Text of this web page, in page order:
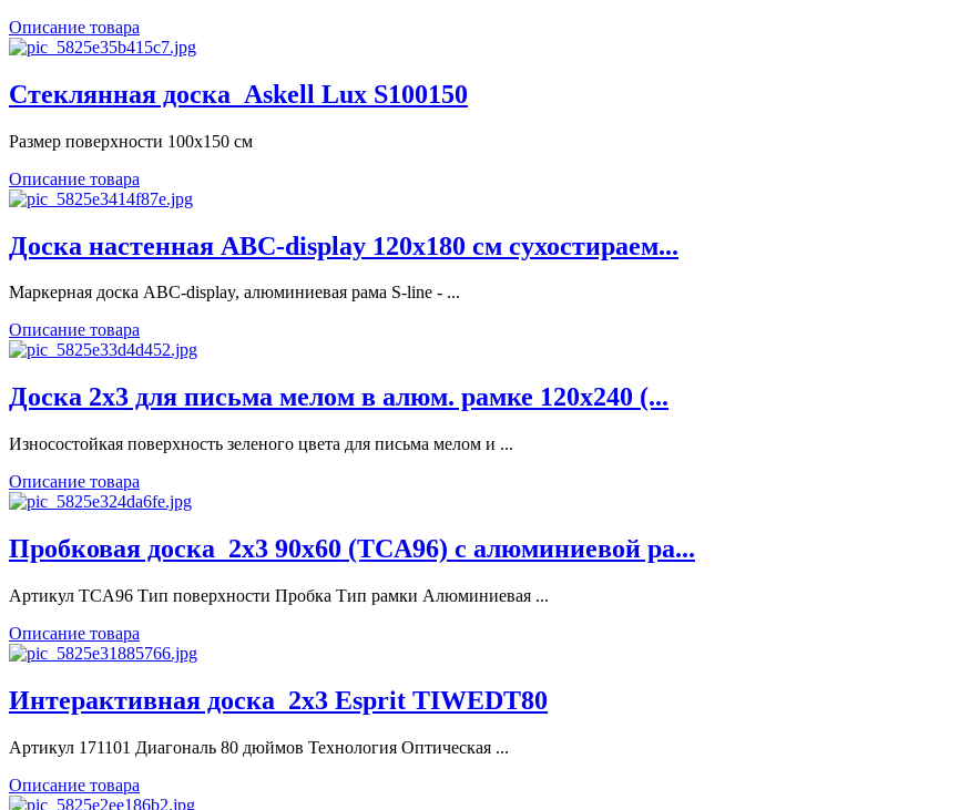
Описание товара
Стеклянная доска_Askell Lux S100150
Размер поверхности 100х150 см
Описание товара
Доска настенная ABC-display 120х180 см сухостираем...
Маркерная доска ABC-display, алюминиевая рама S-line - ...
Описание товара
Доска 2х3 для письма мелом в алюм. рамке 120x240 (...
Износостойкая поверхность зеленого цвета для письма мелом и ...
Описание товара
Пробковая доска_2x3 90x60 (TCA96) с алюминиевой ра...
Артикул TCA96 Тип поверхности Пробка Тип рамки Алюминиевая ...
Описание товара
Интерактивная доска_2x3 Esprit TIWEDT80
Артикул 171101 Диагональ 80 дюймов Технология Оптическая ...
Описание товара